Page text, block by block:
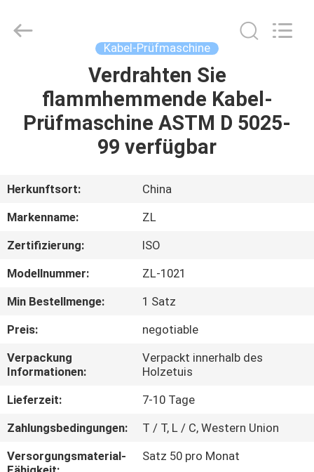
PRODUKTE
ÜBER
FABRIK-
AUSFLUG
QUALITÄTSKONTROLLE
TRETEN
MIT
UNS
Ltd..
Kabel-Prüfmaschine
Verdrahten Sie
flammhemmende Kabel-
Prüfmaschine ASTM D 5025-
99 verfügbar
Herkunftsort:
China
Markenname:
ZL
Zertifizierung:
ISO
Modellnummer:
ZL-1021
Min Bestellmenge:
1 Satz
Preis:
negotiable
Verpackung
Informationen:
Verpackt innerhalb des
Holzetuis
Lieferzeit:
7-10 Tage
Zahlungsbedingungen:
T / T, L / C, Western Union
Versorgungsmaterial-
Satz 50 pro Monat